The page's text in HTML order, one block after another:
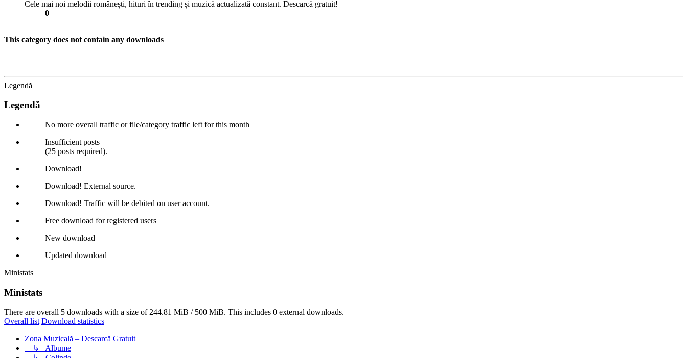
Cele mai noi melodii românești, hituri în trending și muzică actualizată constant. Descarcă gratuit!
0
This category does not contain any downloads
Legendă
Legendă
No more overall traffic or file/category traffic left for this month
Insufficient posts
(25 posts required).
Download!
Download! External source.
Download! Traffic will be debited on user account.
Free download for registered users
New download
Updated download
Ministats
Ministats
There are overall 5 downloads with a size of 244.81 MiB / 500 MiB. This includes 0 external downloads.
Overall list Download statistics
Zona Muzicală – Descarcă Gratuit
↳ Albume